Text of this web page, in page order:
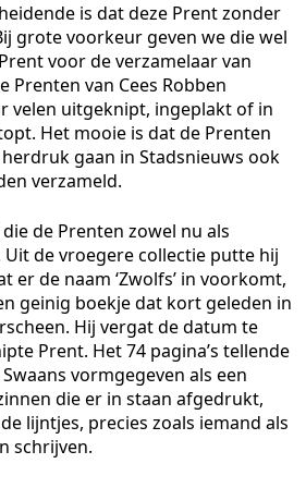
is dat deze Prent zonder
grote voorkeur geven we die wel
voor de verzamelaar van
Prenten van Cees Robben
velen uitgeknipt, ingeplakt of in
Het mooie is dat de Prenten
gaan in Stadsnieuws ook
verzameld.
de Prenten zowel nu als
de vroegere collectie putte hij
er de naam ‘Zwolfs’ in voorkomt,
geinig boekje dat kort geleden in
Hij vergat de datum te
Prent. Het 74 pagina’s tellende
vormgegeven als een
die er in staan afgedrukt,
lijntjes, precies zoals iemand als
schrijven.